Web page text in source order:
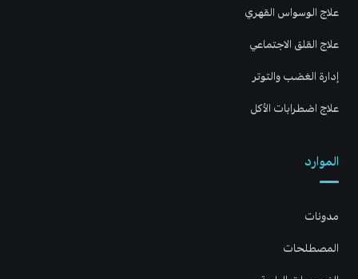
علاج الوسواس القهري
علاج القلق الاجتماعي
إدارة الغضب والتوتر
علاج اضطرابات الأكل
الموارد
مدونات
المصطلحات